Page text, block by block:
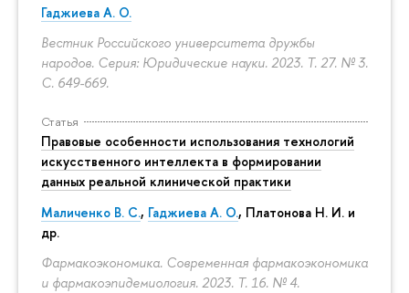
Гаджиева А. О.
Вестник Российского университета дружбы
народов. Серия: Юридические науки. 2023. Т. 27. № 3.
С. 649-669.
Статья
Правовые особенности использования технологий
искусственного интеллекта в формировании
данных реальной клинической практики
Маличенко В. С., Гаджиева А. О., Платонова Н. И. и
др.
Фармакоэкономика. Современная фармакоэкономика
и фармакоэпидемиология. 2023. Т. 16. № 4.